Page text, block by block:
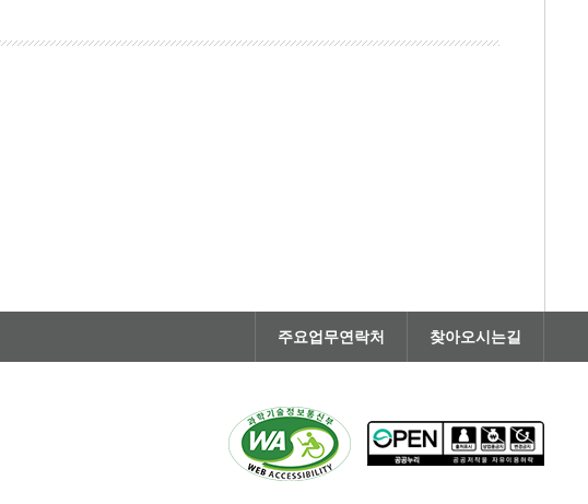
주요업무연락처 찾아오시는길